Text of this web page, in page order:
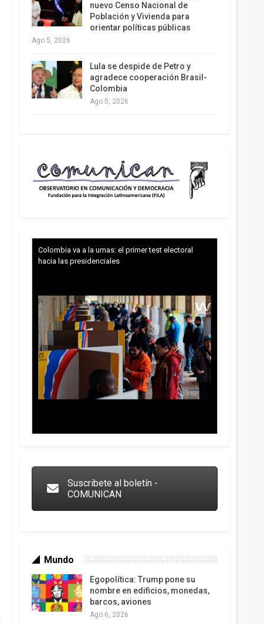
nuevo Censo Nacional de
Población y Vivienda para
orientar políticas públicas
Ago 5, 2026
Lula se despide de Petro y
agradece cooperación Brasil-
Colombia
Ago 5, 2026
Colombia va a la urnas: el primer test electoral
hacia las presidenciales
Suscribete al boletín -
COMUNICAN
Mundo
Egopolítica: Trump pone su
nombre en edificios, monedas,
barcos, aviones
Ago 6, 2026